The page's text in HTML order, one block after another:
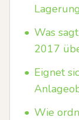
• Was
2017
• Eignet
• Wie